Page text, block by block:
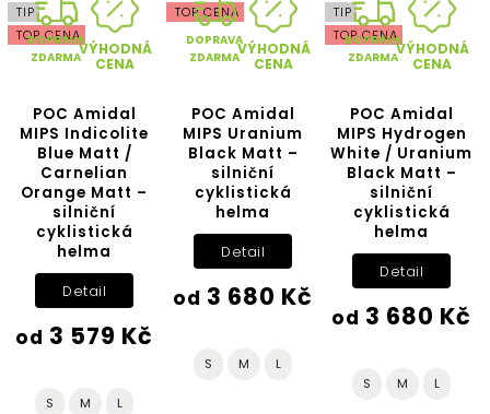
TIP
TOP CENA
DOPRAVA
ZDARMAVÝHODNÁ
CENA
POC Amidal
MIPS Indicolite
Blue Matt /
Carnelian
Orange Matt –
silniční
cyklistická
helma
od 3 579 Kč
Detail
S M L
TOP CENA
DOPRAVA
ZDARMAVÝHODNÁ
CENA
POC Amidal
MIPS Uranium
Black Matt –
silniční
cyklistická
helma
od 3 680 Kč
Detail
S M L
TIP
TOP CENA
DOPRAVA
ZDARMAVÝHODNÁ
CENA
POC Amidal
MIPS Hydrogen
White / Uranium
Black Matt –
silniční
cyklistická
helma
od 3 680 Kč
Detail
S M L